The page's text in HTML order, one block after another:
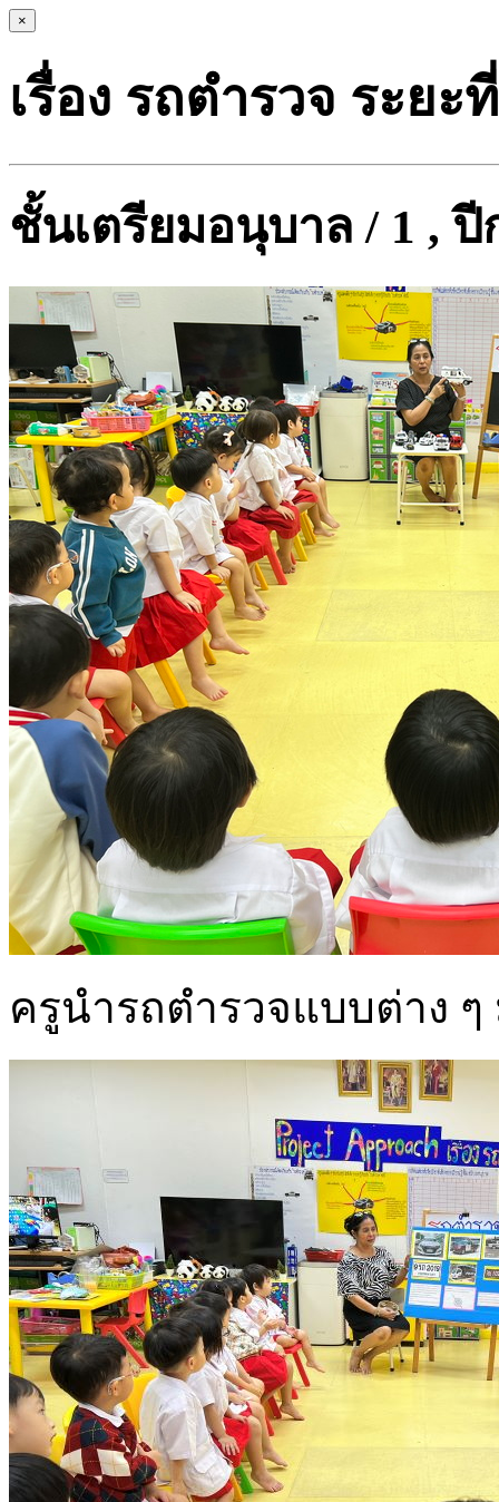
×
เรื่อง รถตำรวจ ระย
ชั้นเตรียมอนุบาล / 1 , ปี
ครูนำรถตำรวจแบบต่าง ๆ